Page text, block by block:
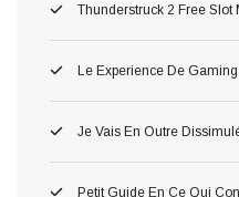
Thunderstruck 2 Free
Le Experience De
Je Vais En Outre
Petit Guide En Ce Qui